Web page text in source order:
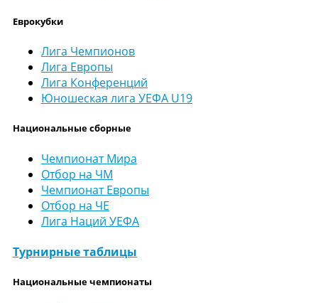
Еврокубки
Лига Чемпионов
Лига Европы
Лига Конференций
Юношеская лига УЕФА U19
Национальные сборные
Чемпионат Мира
Отбор на ЧМ
Чемпионат Европы
Отбор на ЧЕ
Лига Наций УЕФА
Турнирные таблицы
Национальные чемпионаты